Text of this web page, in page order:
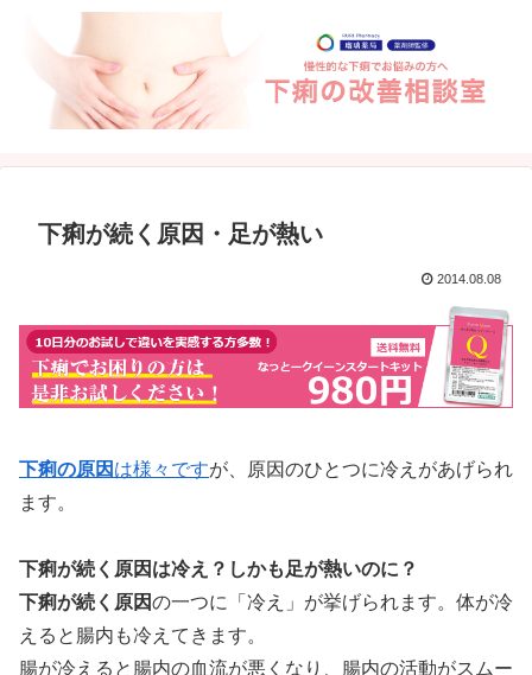
下痢が続く原因・足が熱い
2014.08.08
下痢の原因 は様々ですが、原因のひとつに冷えがあげられ
ます。
下痢が続く原因は冷え？しかも足が熱いのに？
下痢が続く原因の一つに「冷え」が挙げられます。体が冷
えると腸内も冷えてきます。
腸が冷えると腸内の血流が悪くなり、腸内の活動がスムー